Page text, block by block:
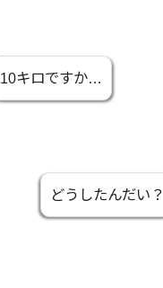
10キロですか…
どうしたんだい？